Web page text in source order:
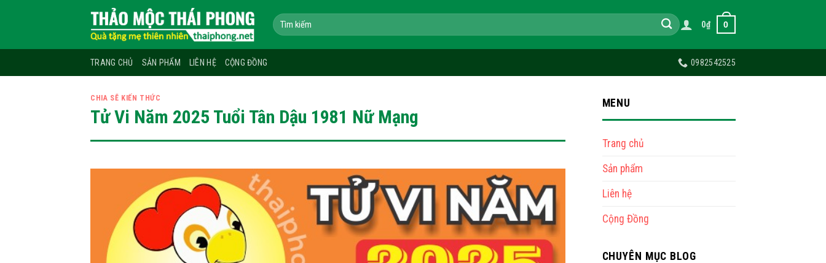
Tìm
kiếm:
0₫ 0
TRANG CHỦ SẢN PHẨM LIÊN HỆ CỘNG ĐỒNG 0982542525
CHIA SẼ KIẾN THỨC
Tử Vi Năm 2025 Tuổi Tân Dậu 1981 Nữ Mạng
MENU
Trang chủ
Sản phẩm
Liên hệ
Cộng Đồng
CHUYÊN MỤC BLOG